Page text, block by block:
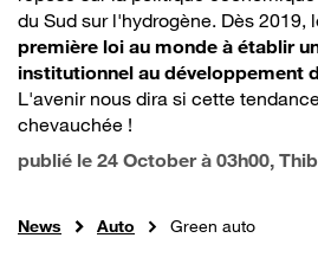
du Sud sur l'hydrogène. Dès 2019,
première loi au monde à établir
institutionnel au développement
L'avenir nous dira si cette
chevauchée !
publié le 24 October à 03h00,
News Auto Green auto